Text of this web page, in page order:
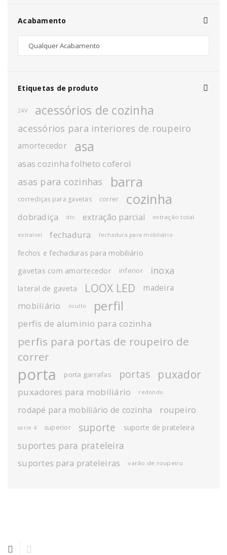
Acabamento
Etiquetas de produto
24V acessórios de cozinha
acessórios para interiores de roupeiro
amortecedor asa
asas cozinha folheto coferol
asas para cozinhas barra
corrediças para gavetas correr cozinha
dobradiça dtc extração parcial extração total
extraível fechadura fechadura para mobiliário
fechos e fechaduras para mobiliário
gavetas com amortecedor
inferior inoxa
lateral de gaveta LOOX LED madeira
mobiliário oculto perfil
perfis de aluminio para cozinha
perfis para portas de roupeiro de
correr
porta porta garrafas portas puxador
puxadores para mobiliário redondo
rodapé para mobiliário de cozinha roupeiro
serie 4 superior suporte suporte de prateleira
suportes para prateleira
suportes para prateleiras varão de roupeiro